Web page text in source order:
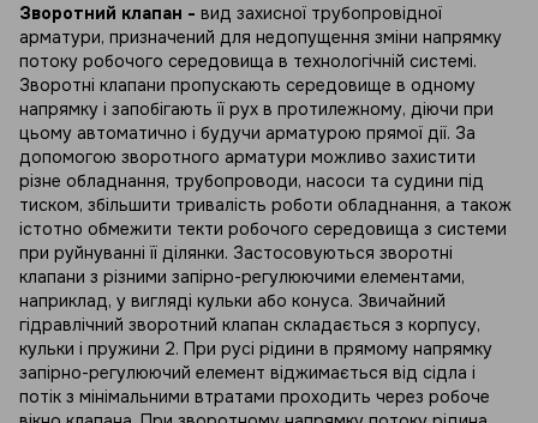
Зворотний клапан - вид захисної трубопровідної
арматури, призначений для недопущення зміни напрямку
потоку робочого середовища в технологічній системі.
Зворотні клапани пропускають середовище в одному
напрямку і запобігають її рух в протилежному, діючи при
цьому автоматично і будучи арматурою прямої дії. За
допомогою зворотного арматури можливо захистити
різне обладнання, трубопроводи, насоси та судини під
тиском, збільшити тривалість роботи обладнання, а також
істотно обмежити текти робочого середовища з системи
при руйнуванні її ділянки. Застосовуються зворотні
клапани з різними запірно-регулюючими елементами,
наприклад, у вигляді кульки або конуса. Звичайний
гідравлічний зворотний клапан складається з корпусу,
кульки і пружини 2. При русі рідини в прямому напрямку
запірно-регулюючий елемент віджимається від сідла і
потік з мінімальними втратами проходить через робоче